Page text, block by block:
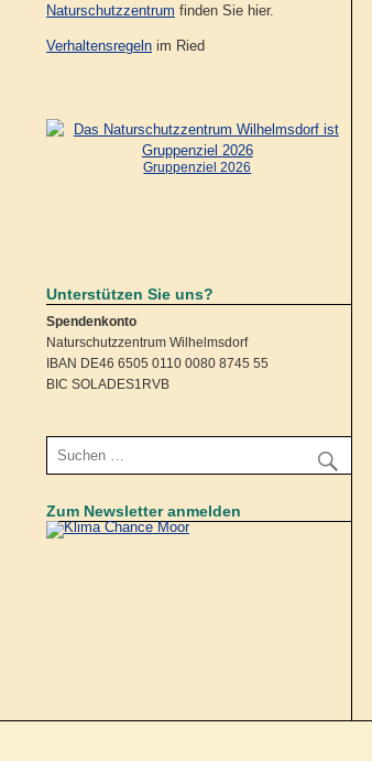
Naturschutzzentrum finden Sie hier.
Verhaltensregeln im Ried
Gruppenziel 2026
Unterstützen Sie uns?
Spendenkonto
Naturschutzzentrum Wilhelmsdorf
IBAN DE46 6505 0110 0080 8745 55
BIC SOLADES1RVB
Zum Newsletter anmelden